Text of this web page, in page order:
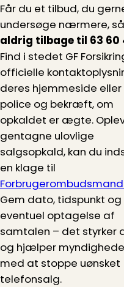
Får du et tilbud, du
undersøge nærmere, så
aldrig tilbage til 63 60
Find i stedet GF
officielle
deres hjemmeside eller
police og bekræft, om
opkaldet er ægte.
gentagne ulovlige
salgsopkald, kan du
en klage til
Gem dato, tidspunkt og
eventuel optagelse af
samtalen – det styrker
og hjælper
med at stoppe uønsket
telefonsalg.